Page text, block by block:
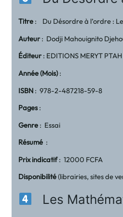
Titre : Du Désordre à l’ordre :
Auteur: Dodji Mahouignito
Éditeur: EDITIONS MERYT
Année (Mois):
ISBN : 978-2-487218-59-8
Pages:
Genre : Essai
Résumé :
Prix indicatif: 12000 FCFA
Disponibilité(librairies, sites de
Les